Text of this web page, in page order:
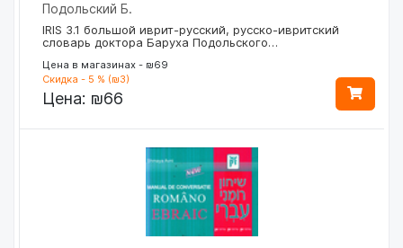
Подольский Б.
IRIS 3.1 большой иврит-русский, русско-ивритский
словарь доктора Баруха Подольского…
Цена в магазинах - ₪69
Скидка - 5 % (₪3)
Цена: ₪66